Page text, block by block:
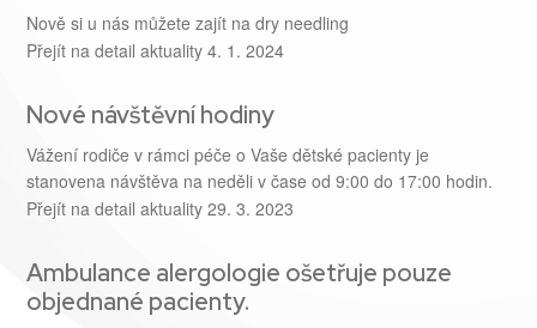
Nově si u nás můžete zajít na dry needling
Přejít na detail aktuality 4. 1. 2024
Nové návštěvní hodiny
Vážení rodiče v rámci péče o Vaše dětské pacienty je
stanovena návštěva na neděli v čase od 9:00 do 17:00 hodin.
Přejít na detail aktuality 29. 3. 2023
Ambulance alergologie ošetřuje pouze
objednané pacienty.